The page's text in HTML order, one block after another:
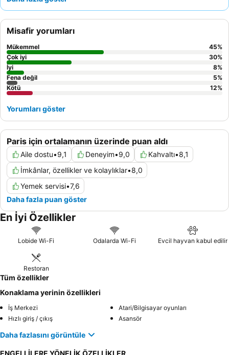
misafir mutfağıdır
kapsamlı ve çeşitli seçenekleriyle yüksek puan almaktadır. Daha
sakin bir deneyim için, bahçeye bakan bir oda talep etmeyi
düşünebilirsiniz.
Paris için ortalamanın üzerinde puan aldı
Aile dostu•9,1 Deneyim•9,0 Kahvaltı•8,1
İmkânlar, özellikler ve kolaylıklar•8,0
Yemek servisi•7,6
Daha fazla puan göster
Misafir yorumları
Mükemmel 45%
Çok iyi
30%
İyi
8%
Fena değil
5%
Kötü
12%
Yorumları göster
En İyi Özellikler
Lobide Wi-Fi Odalarda Wi-Fi Evcil hayvan kabul edilir
Restoran
Tüm özellikler
Konaklama yerinin özellikleri
İş Merkezi
Atari/Bilgisayar oyunları
Hızlı giriş / çıkış
Asansör
Daha fazlasını görüntüle